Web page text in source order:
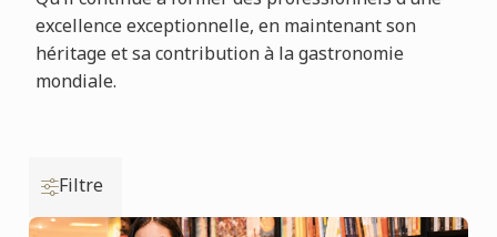
excellence exceptionnelle, en maintenant son
héritage et sa contribution à la gastronomie
mondiale.
Filtre